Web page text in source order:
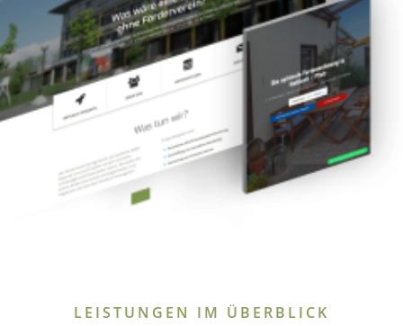
LEISTUNGEN IM ÜBERBLICK